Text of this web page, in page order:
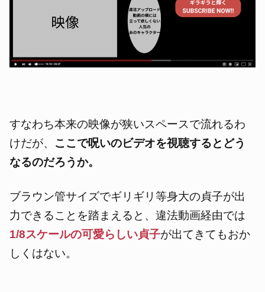
すなわち本来の映像が狭いスペースで流れるわ
けだが、 ここで呪いのビデオを視聴するとどう
なるのだろうか。
ブラウン管サイズでギリギリ等身大の貞子が出
力できることを踏まえると、違法動画経由では
1/8スケールの可愛らしい貞子が出てきてもおか
しくはない。